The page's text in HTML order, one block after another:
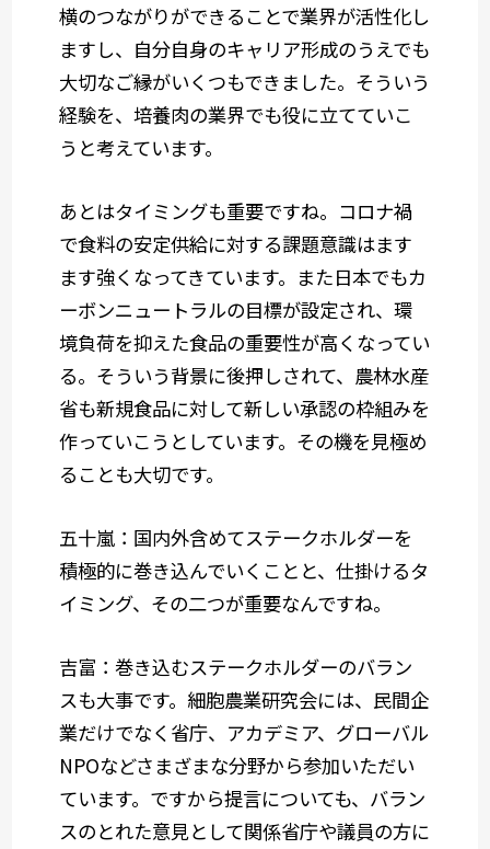
横のつながりができることで業界が活性化し
ますし、自分自身のキャリア形成のうえでも
大切なご縁がいくつもできました。そういう
経験を、培養肉の業界でも役に立てていこ
うと考えています。
あとはタイミングも重要ですね。コロナ禍
で食料の安定供給に対する課題意識はます
ます強くなってきています。また日本でもカ
ーボンニュートラルの目標が設定され、環
境負荷を抑えた食品の重要性が高くなってい
る。そういう背景に後押しされて、農林水産
省も新規食品に対して新しい承認の枠組みを
作っていこうとしています。その機を見極め
ることも大切です。
五十嵐：国内外含めてステークホルダーを
積極的に巻き込んでいくことと、仕掛けるタ
イミング、その二つが重要なんですね。
吉富：巻き込むステークホルダーのバラン
スも大事です。細胞農業研究会には、民間企
業だけでなく省庁、アカデミア、グローバル
NPOなどさまざまな分野から参加いただい
ています。ですから提言についても、バラン
スのとれた意見として関係省庁や議員の方に